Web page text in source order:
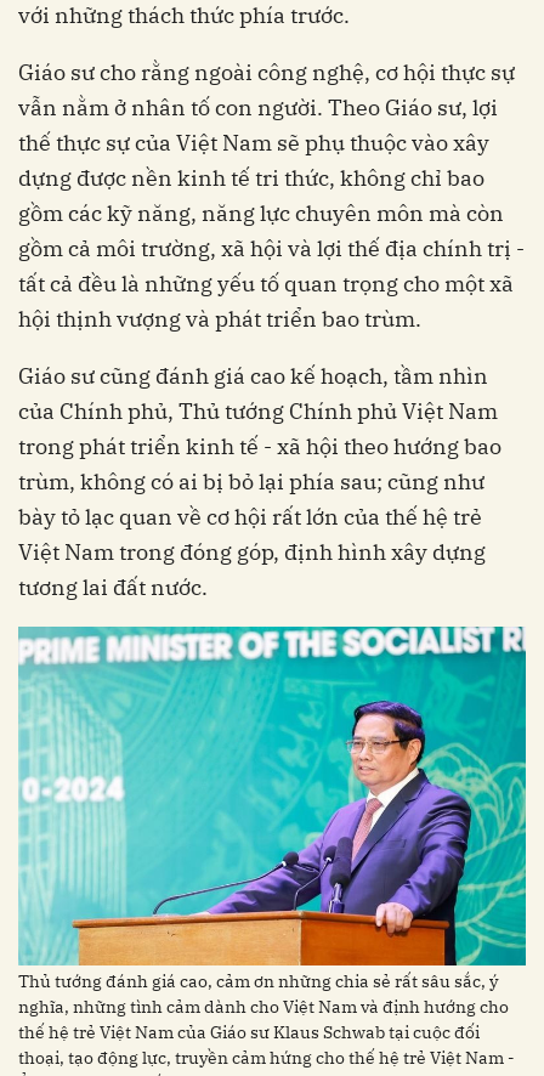
với những thách thức phía trước.
Giáo sư cho rằng ngoài công nghệ, cơ hội thực sự
vẫn nằm ở nhân tố con người. Theo Giáo sư, lợi
thế thực sự của Việt Nam sẽ phụ thuộc vào xây
dựng được nền kinh tế tri thức, không chỉ bao
gồm các kỹ năng, năng lực chuyên môn mà còn
gồm cả môi trường, xã hội và lợi thế địa chính trị -
tất cả đều là những yếu tố quan trọng cho một xã
hội thịnh vượng và phát triển bao trùm.
Giáo sư cũng đánh giá cao kế hoạch, tầm nhìn
của Chính phủ, Thủ tướng Chính phủ Việt Nam
trong phát triển kinh tế - xã hội theo hướng bao
trùm, không có ai bị bỏ lại phía sau; cũng như
bày tỏ lạc quan về cơ hội rất lớn của thế hệ trẻ
Việt Nam trong đóng góp, định hình xây dựng
tương lai đất nước.
Thủ tướng đánh giá cao, cảm ơn những chia sẻ rất sâu sắc, ý
nghĩa, những tình cảm dành cho Việt Nam và định hướng cho
thế hệ trẻ Việt Nam của Giáo sư Klaus Schwab tại cuộc đối
thoại, tạo động lực, truyền cảm hứng cho thế hệ trẻ Việt Nam -